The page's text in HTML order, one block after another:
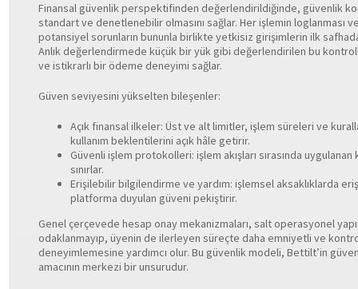
Finansal güvenlik perspektifinden değerlendirildiğinde, güvenlik
standart ve denetlenebilir olmasını sağlar. Her işlemin
potansiyel sorunların bununla birlikte yetkisiz girişimlerin ilk
Anlık değerlendirmede küçük bir yük gibi değerlendirilen bu
ve istikrarlı bir ödeme deneyimi sağlar.
Güven seviyesini yükselten bileşenler:
Açık finansal ilkeler: Üst ve alt limitler, işlem süreleri ve
kullanım beklentilerini açık hâle getirir.
Güvenli işlem protokolleri: işlem akışları sırasında
sınırlar.
Erişilebilir bilgilendirme ve yardım: işlemsel aksaklıklarda
platforma duyulan güveni pekiştirir.
Genel çerçevede hesap onay mekanizmaları, salt operasyonel
odaklanmayıp, üyenin de ilerleyen süreçte daha emniyetli ve
deneyimlemesine yardımcı olur. Bu güvenlik modeli, Bettilt’in
amacının merkezi bir unsurudur.